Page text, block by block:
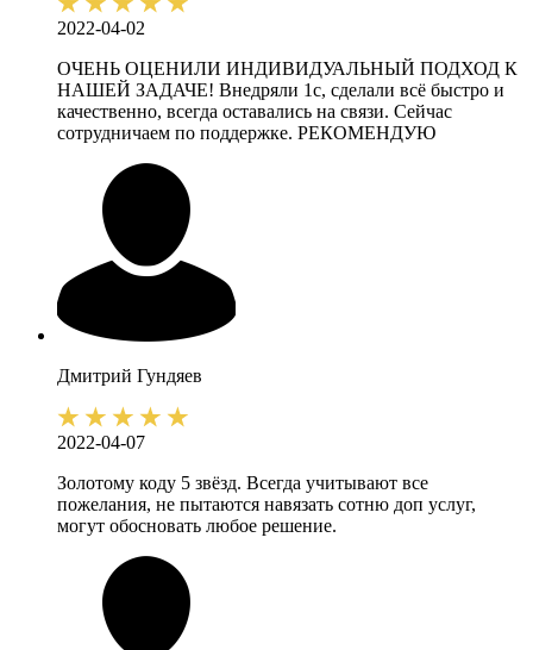
2022-04-02
ОЧЕНЬ ОЦЕНИЛИ ИНДИВИДУАЛЬНЫЙ ПОДХОД К
НАШЕЙ ЗАДАЧЕ! Внедряли 1с, сделали всё быстро и
качественно, всегда оставались на связи. Сейчас
сотрудничаем по поддержке. РЕКОМЕНДУЮ
Дмитрий Гундяев
2022-04-07
Золотому коду 5 звёзд. Всегда учитывают все
пожелания, не пытаются навязать сотню доп услуг,
могут обосновать любое решение.